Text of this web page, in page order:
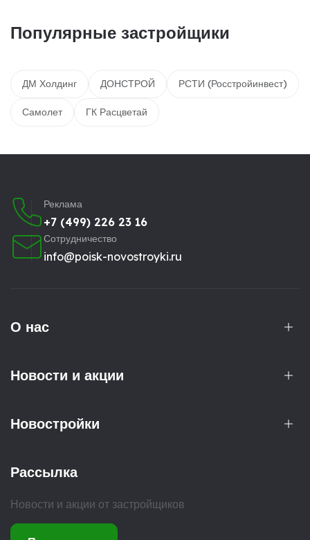
Популярные застройщики
ДМ Холдинг ДОНСТРОЙ РСТИ (Росстройинвест)
Самолет ГК Расцветай
Реклама
+7 (499) 226 23 16
Сотрудничество
info@poisk-novostroyki.ru
О нас
Новости и акции
Новостройки
Рассылка
Новости и акции от застройщиков